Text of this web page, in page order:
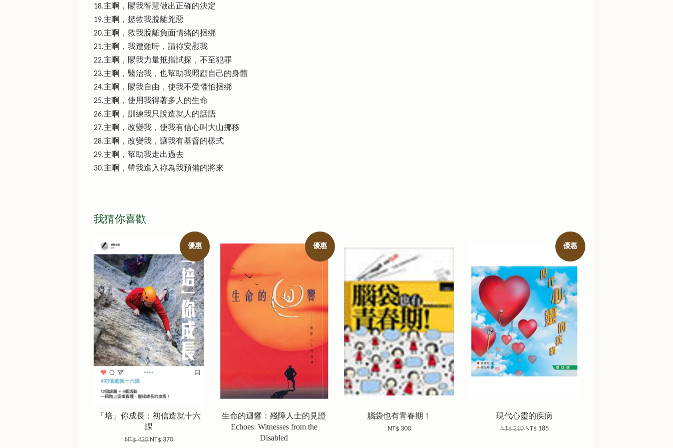
18.主啊，賜我智慧做出正確的決定
19.主啊，拯救我脫離兇惡
20.主啊，救我脫離負面情緒的捆綁
21.主啊，我遭難時，請祢安慰我
22.主啊，賜我力量抵擋試探，不至犯罪
23.主啊，醫治我，也幫助我照顧自己的身體
24.主啊，賜我自由，使我不受懼怕捆綁
25.主啊，使用我得著多人的生命
26.主啊，訓練我只說造就人的話語
27.主啊，改變我，使我有信心叫大山挪移
28.主啊，改變我，讓我有基督的樣式
29.主啊，幫助我走出過去
30.主啊，帶我進入祢為我預備的將來
我猜你喜歡
優惠
「培」你成長：初信造就十六
課
NT$ 420NT$ 370
優惠
生命的迴響：殘障人士的見證
Echoes: Witnesses from the
Disabled
腦袋也有青春期！
NT$ 300
優惠
現代心靈的疾病
NT$ 210NT$ 185